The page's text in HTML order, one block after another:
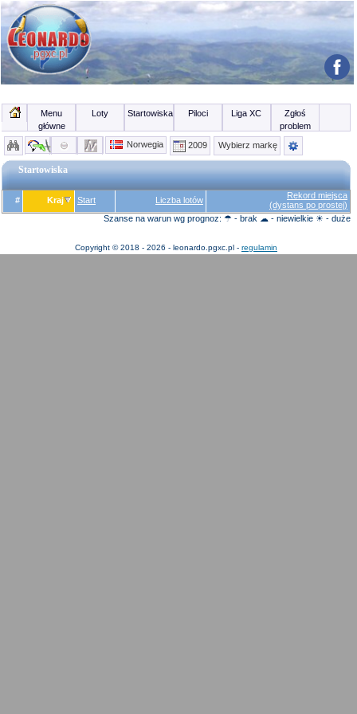
Menu
główne
Loty Startowiska Piloci Liga XC
Zgłoś
problem
Norwegia
2009 Wybierz markę
Startowiska
# Kraj Start Liczba lotów
Rekord miejsca
(dystans po prostej)
Szanse na warun wg prognoz: ☂ - brak ☁ - niewielkie ☀ - duże
Copyright © 2018 - 2026 - leonardo.pgxc.pl - regulamin